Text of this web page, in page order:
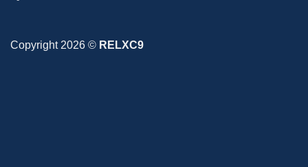
Copyright 2026 © RELXC9